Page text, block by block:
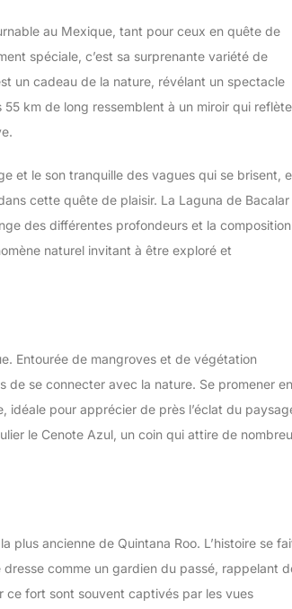
au Mexique, tant pour ceux en quête de
spéciale, c’est sa surprenante variété de
un cadeau de la nature, révélant un spectacle
km de long ressemblent à un miroir qui
et le son tranquille des vagues qui se brisent,
cette quête de plaisir. La Laguna de Bacalar
des différentes profondeurs et la composition
naturel invitant à être exploré et
Entourée de mangroves et de végétation
se connecter avec la nature. Se promener en
idéale pour apprécier de près l’éclat du
le Cenote Azul, un coin qui attire de
plus ancienne de Quintana Roo. L’histoire se
comme un gardien du passé, rappelant
ce fort sont souvent captivés par les vues